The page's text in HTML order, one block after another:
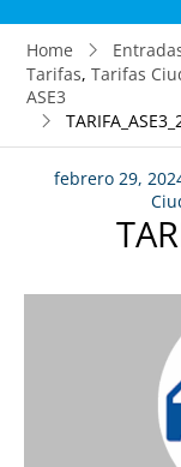
Home
Tarifas, Tarifas
ASE3
febrero 29,